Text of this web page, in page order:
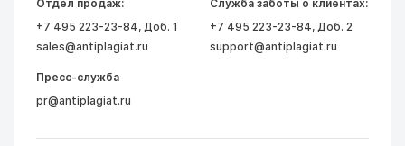
Отдел продаж:
+7 495 223-23-84, Доб. 1
sales@antiplagiat.ru
Служба заботы о клиентах:
+7 495 223-23-84, Доб. 2
support@antiplagiat.ru
Пресс-служба
pr@antiplagiat.ru